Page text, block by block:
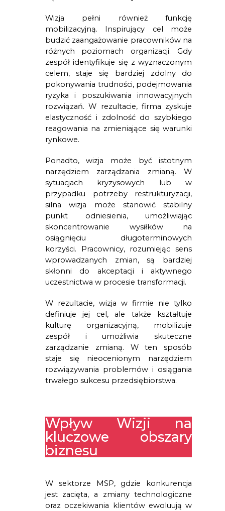
Wizja pełni również funkcję
mobilizacyjną. Inspirujący cel może
budzić zaangażowanie pracowników na
różnych poziomach organizacji. Gdy
zespół identyfikuje się z wyznaczonym
celem, staje się bardziej zdolny do
pokonywania trudności, podejmowania
ryzyka i poszukiwania innowacyjnych
rozwiązań. W rezultacie, firma zyskuje
elastyczność i zdolność do szybkiego
reagowania na zmieniające się warunki
rynkowe.
Ponadto, wizja może być istotnym
narzędziem zarządzania zmianą. W
sytuacjach kryzysowych lub w
przypadku potrzeby restrukturyzacji,
silna wizja może stanowić stabilny
punkt odniesienia, umożliwiając
skoncentrowanie wysiłków na
osiągnięciu długoterminowych
korzyści. Pracownicy, rozumiejąc sens
wprowadzanych zmian, są bardziej
skłonni do akceptacji i aktywnego
uczestnictwa w procesie transformacji.
W rezultacie, wizja w firmie nie tylko
definiuje jej cel, ale także kształtuje
kulturę organizacyjną, mobilizuje
zespół i umożliwia skuteczne
zarządzanie zmianą. W ten sposób
staje się nieocenionym narzędziem
rozwiązywania problemów i osiągania
trwałego sukcesu przedsiębiorstwa.
Wpływ Wizji na
kluczowe obszary
biznesu
W sektorze MSP, gdzie konkurencja
jest zacięta, a zmiany technologiczne
oraz oczekiwania klientów ewoluują w